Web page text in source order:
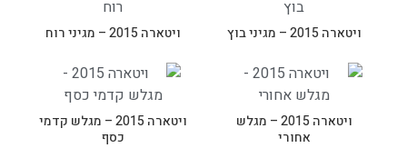
ויטארה 2015 – מגיני בוץ ויטארה 2015 – מגיני רוח
ויטארה 2015 – מגלש
אחורי
ויטארה 2015 – מגלש קדמי
כסף